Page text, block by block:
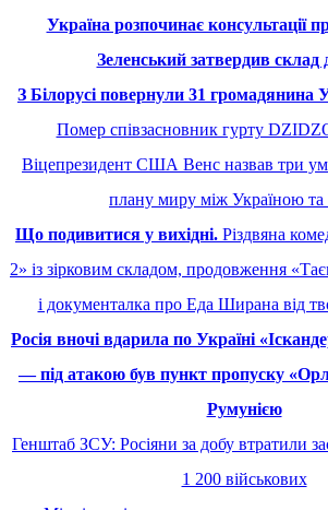
Україна розпочинає консультації
Зеленський затвердив склад
З Білорусі повернули 31 громадянина
Помер співзасновник гурту
Віцепрезидент США Венс назвав три
плану миру між Україною та
Що подивитися у вихідні. Різдвяна
2» із зірковим складом, продовження
і документалка про Еда Ширана від
Росія вночі вдарила по Україні
— під атакою був пункт пропуску
Румунією
Генштаб ЗСУ: Росіяни за добу втратили
1 200 військових